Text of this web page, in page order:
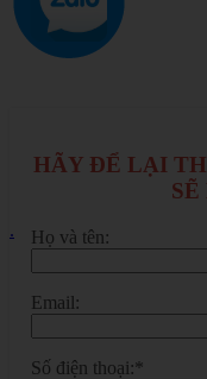
.
HÃY ĐỂ LẠI
Họ và tên:
Email:
Số điện thoại:*